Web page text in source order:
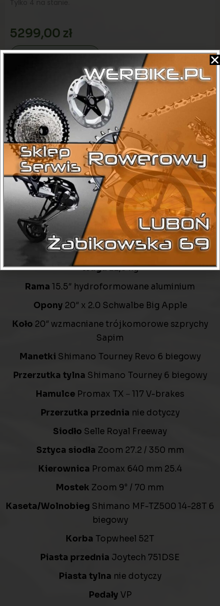
5299,00 zł
Dodaj do koszyka
Elektryczne,Składaki
Sprawdź dostępność:
+ 48 575 198 021
DANE TECHNICZNE ROWERU
Maks. obciążenie125 kg
SuportFeimin FP-B917－9H
WidelecRST CARVE－P－20 skok 50 mmx
Waga22,5 kg
Rama 15.5″ hydroformowane aluminium
Opony 20″ x 2.0 Schwalbe Big Apple
Koło 20″ wzmacniane trójkomorowe szprychy
Sapim
Manetki Shimano Tourney Revo 6 biegowy
Przerzutka tylna Shimano Tourney 6 biegowy
Hamulce Promax TX－117 V-brakes
Przerzutka przednia nie dotyczy
Siodło Selle Royal Freeway
Sztyca siodła Zoom 27.2 / 350 mm
Kierownica Promax 640 mm 25.4
Mostek Zoom 9° / 70 mm
Kaseta/Wolnobieg Shimano MF-TZ500 14-28T 6
biegowy
Korba Topwheel 52T
Piasta przednia Joytech 751DSE
Piasta tylna nie dotyczy
Pedały VP